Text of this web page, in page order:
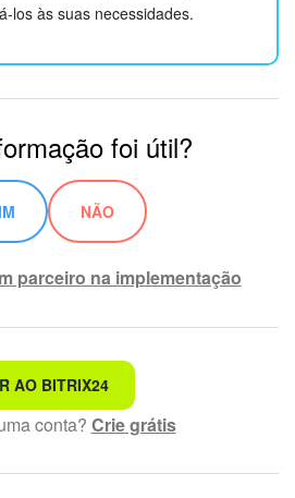
los às suas necessidades.
foi útil?
NÃO
parceiro na implementação
AO BITRIX24
conta? Crie grátis